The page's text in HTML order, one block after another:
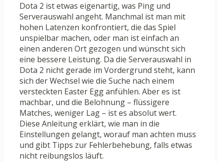
Dota 2 ist etwas eigenartig, was Ping und
Serverauswahl angeht. Manchmal ist man mit
hohen Latenzen konfrontiert, die das Spiel
unspielbar machen, oder man ist einfach an
einen anderen Ort gezogen und wünscht sich
eine bessere Leistung. Da die Serverauswahl in
Dota 2 nicht gerade im Vordergrund steht, kann
sich der Wechsel wie die Suche nach einem
versteckten Easter Egg anfühlen. Aber es ist
machbar, und die Belohnung – flüssigere
Matches, weniger Lag – ist es absolut wert.
Diese Anleitung erklärt, wie man in die
Einstellungen gelangt, worauf man achten muss
und gibt Tipps zur Fehlerbehebung, falls etwas
nicht reibungslos läuft.